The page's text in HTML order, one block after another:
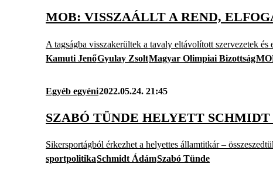
MOB: VISSZAÁLLT A REND,
A tagságba visszakerültek a tavaly eltávolított szervezetek és
Kamuti JenőGyulay ZsoltMagyar Olimpiai Bizottság
Egyéb egyéni2022.05.24. 21:45
SZABÓ TÜNDE HELYETT
Sikersportágból érkezhet a helyettes államtitkár –
sportpolitikaSchmidt ÁdámSzabó Tünde